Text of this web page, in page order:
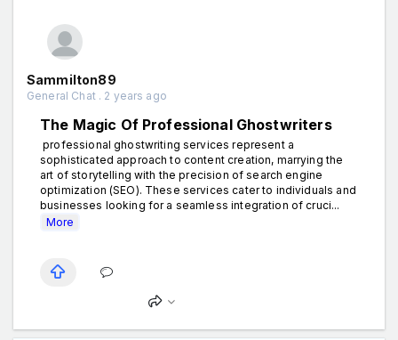
Sammilton89
General Chat . 2 years ago
The Magic Of Professional Ghostwriters
professional ghostwriting services represent a
sophisticated approach to content creation, marrying the
art of storytelling with the precision of search engine
optimization (SEO). These services cater to individuals and
businesses looking for a seamless integration of cruci...
More